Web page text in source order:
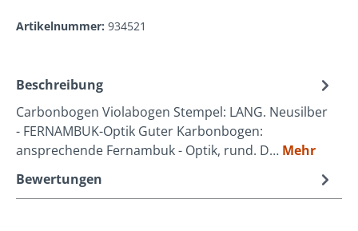
Artikelnummer: 934521
Beschreibung
Carbonbogen Violabogen Stempel: LANG. Neusilber
- FERNAMBUK-Optik Guter Karbonbogen:
ansprechende Fernambuk - Optik, rund. D… Mehr
Bewertungen